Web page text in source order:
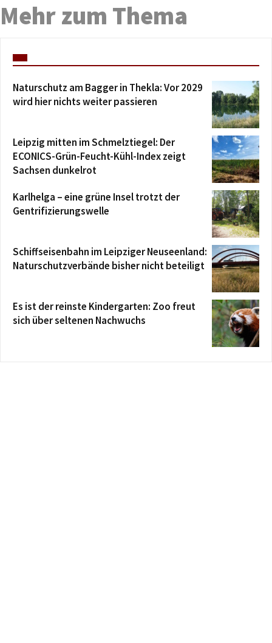
Mehr zum Thema
Naturschutz am Bagger in Thekla: Vor 2029
wird hier nichts weiter passieren
Leipzig mitten im Schmelztiegel: Der
ECONICS-Grün-Feucht-Kühl-Index zeigt
Sachsen dunkelrot
Karlhelga – eine grüne Insel trotzt der
Gentrifizierungswelle
Schiffseisenbahn im Leipziger Neuseenland:
Naturschutzverbände bisher nicht beteiligt
Es ist der reinste Kindergarten: Zoo freut
sich über seltenen Nachwuchs